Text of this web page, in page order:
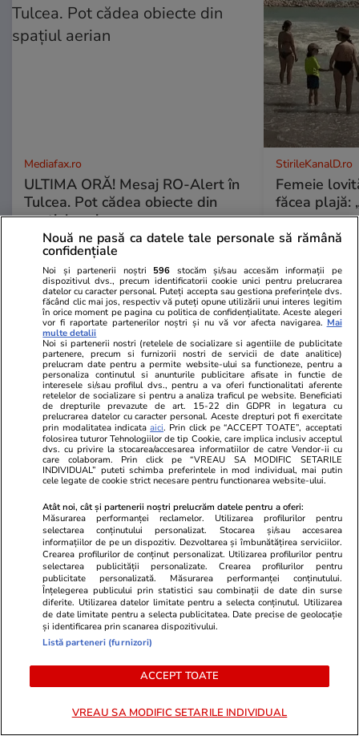
Mediafax.ro
ULTIMA ORĂ! Mesaj RO-Alert în
Tulcea. Pot cădea obiecte din
spațiul aerian
StirileKanalD.ro
Femeie
făcea plajă:
PROMO
Advertorial
Smart is the new chic: Cum ne
ajută tehnologia să ne reinventăm
Advertorial
Înscrie-te
voucher de
PARTENERI
Nouă ne pasă ca datele tale personale să rămână
confidențiale
Noi și partenerii noștri 596 stocăm și/sau accesăm informații pe
dispozitivul dvs., precum identificatorii cookie unici pentru prelucrarea
datelor cu caracter personal. Puteți accepta sau gestiona preferințele dvs.
făcând clic mai jos, respectiv vă puteți opune utilizării unui interes legitim
în orice moment pe pagina cu politica de confidențialitate. Aceste alegeri
vor fi raportate partenerilor noștri și nu vă vor afecta navigarea. Mai
multe detalii
Noi si partenerii nostri (retelele de socializare si agentiile de publicitate
partenere, precum si furnizorii nostri de servicii de date analitice)
prelucram date pentru a permite website-ului sa functioneze, pentru a
personaliza continutul si anunturile publicitare afisate in functie de
interesele si/sau profilul dvs., pentru a va oferi functionalitati aferente
retelelor de socializare si pentru a analiza traficul pe website. Beneficiati
de drepturile prevazute de art. 15-22 din GDPR in legatura cu
prelucrarea datelor cu caracter personal. Aceste drepturi pot fi exercitate
prin modalitatea indicataaici. Prin click pe “ACCEPT TOATE”, acceptati
folosirea tuturor Tehnologiilor de tip Cookie, care implica inclusiv acceptul
dvs. cu privire la stocarea/accesarea informatiilor de catre Vendor-ii cu
care colaboram. Prin click pe “VREAU SA MODIFIC SETARILE
INDIVIDUAL” puteti schimba preferintele in mod individual, mai putin
cele legate de cookie strict necesare pentru functionarea website-ului.
Atât noi, cât și partenerii noștri prelucrăm datele pentru a oferi:
Măsurarea performanței reclamelor. Utilizarea profilurilor pentru
selectarea conținutului personalizat. Stocarea și/sau accesarea
informațiilor de pe un dispozitiv. Dezvoltarea și îmbunătățirea serviciilor.
Crearea profilurilor de conținut personalizat. Utilizarea profilurilor pentru
selectarea publicității personalizate. Crearea profilurilor pentru
publicitate personalizată. Măsurarea performanței conținutului.
Înțelegerea publicului prin statistici sau combinații de date din surse
diferite. Utilizarea datelor limitate pentru a selecta conținutul. Utilizarea
de date limitate pentru a selecta publicitatea. Date precise de geolocație
și identificarea prin scanarea dispozitivului.
Listă parteneri (furnizori)
ACCEPT TOATE
VREAU SA MODIFIC SETARILE INDIVIDUAL